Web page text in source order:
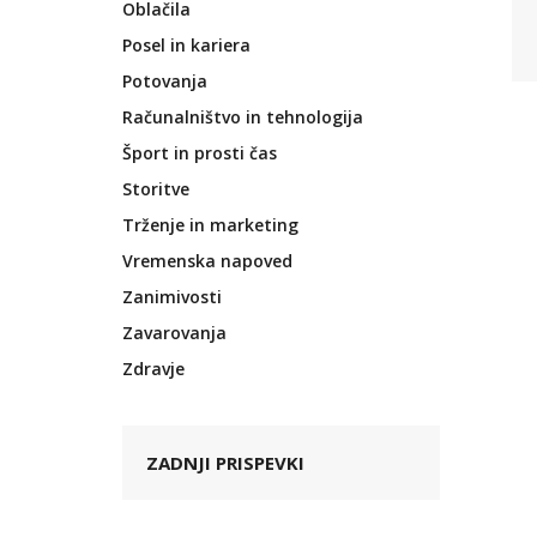
Oblačila
Posel in kariera
Potovanja
Računalništvo in tehnologija
Šport in prosti čas
Storitve
Trženje in marketing
Vremenska napoved
Zanimivosti
Zavarovanja
Zdravje
ZADNJI PRISPEVKI